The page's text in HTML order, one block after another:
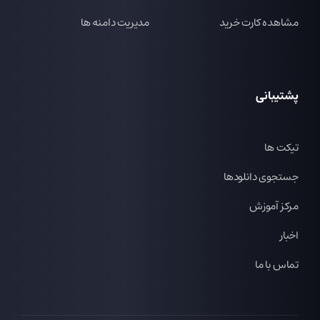
مشاهده کارت خرید
مدیریت دامنه ها
پشتیبانی
تیکت ها
جستجوی دانلودها
مرکز آموزش
اخبار
تماس با ما